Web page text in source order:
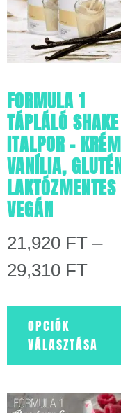
FORMULA 1
TÁPLÁLÓ SHAKE
ITALPOR –
VANÍLIA,
VEGÁN
21,920 FT –
29,310 FT
OPCIÓK
VÁLASZTÁSA